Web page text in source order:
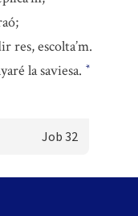
res, escolta’m.
la saviesa. *
Job 32